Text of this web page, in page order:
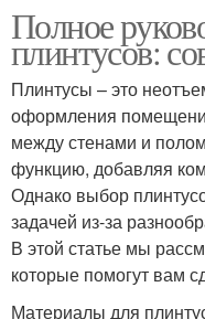
Полное
плинтусов:
Плинтусы – это
оформления
между стенами и
функцию, добавляя
Однако выбор
задачей из-за
В этой статье мы
которые помогут вам
Материалы для